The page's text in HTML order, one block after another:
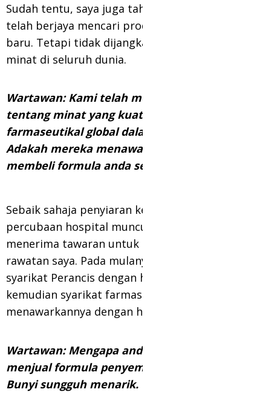
Sudah tentu, saya juga tahu bahawa saya
telah berjaya mencari produk terapeutik
baru. Tetapi tidak dijangka ia akan menjana
minat di seluruh dunia.
Wartawan: Kami telah menerima maklumat
tentang minat yang kuat daripada syarikat
farmaseutikal global dalam rawatan anda.
Adakah mereka menawarkan untuk
membeli formula anda semula?
Sebaik sahaja penyiaran keputusan
percubaan hospital muncul. Saya segera mula
menerima tawaran untuk meluluskan rejimen
rawatan saya. Pada mulanya saya dibeli oleh
syarikat Perancis dengan harga RM 120 ribu,
kemudian syarikat farmaseutikal Amerika
menawarkannya dengan harga RM 35 juta.
Wartawan: Mengapa anda tidak mahu
menjual formula penyembuhan anda?
Bunyi sungguh menarik. Untuk mendengar